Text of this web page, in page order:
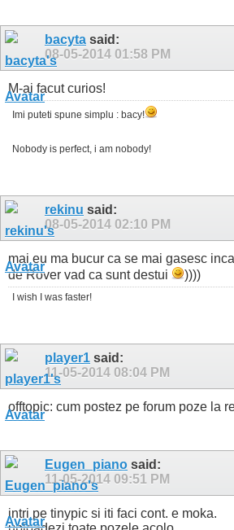
bacyta said:
08-05-2014 01:58 PM
M-ai facut curios!
Imi puteti spune simplu : bacy!
Nobody is perfect, i am nobody!
rekinu said:
08-05-2014 02:10 PM
mai eu ma bucur ca se mai gasesc
de Rover vad ca sunt destui
))))
I wish I was faster!
player1 said:
11-05-2014 08:04 PM
offtopic: cum postez pe forum poze la
Eugen_piano said:
11-05-2014 09:51 PM
intri pe tinypic si iti faci cont. e moka.